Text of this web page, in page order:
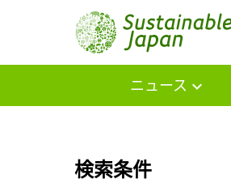
ニュース
検索条件